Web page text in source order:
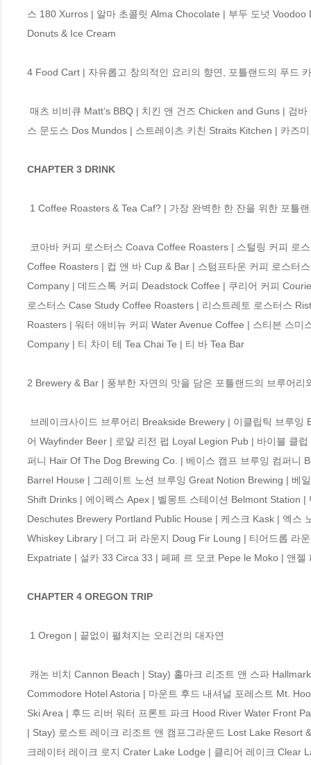
스 180 Xurros | 알마 초콜릿 Alma Chocolate | 부두 도넛
Donuts & Ice Cream
4 Food Cart | 자유롭고 창의적인 요리의 향연, 포틀랜드의 푸드
스 문도스 Dos Mundos | 스트레이츠 키친 Straits Kitchen | 카즈
CHAPTER 3 DRINK
Coffee Roasters | 컵 앤 바 Cup & Bar | 스텀프타운 커피 로스터
Company | 데드스톡 커피 Deadstock Coffee | 쿠리어 커피
로스터스 Case Study Coffee Roasters | 리스트레토 로스터스
Roasters | 워터 애비뉴 커피 Water Avenue Coffee | 스티븐 스미
Company | 티 차이 테 Tea Chai Te | 티 바 Tea Bar
2 Brewery & Bar | 풍부한 자연의 맛을 담은 포틀랜드의 브루어리
어 Wayfinder Beer | 로얄 리전 펍 Loyal Legion Pub | 바이블 클
퍼니 Hair Of The Dog Brewing Co. | 베이스 캠프 브루잉 컴퍼니
Barrel House | 그레이트 노션 브루잉 Great Notion Brewing | 베
Shift Drinks | 에이펙스 Apex | 벨몽트 스테이션 Belmont Station
Deschutes Brewery Portland Public House | 케스크 Kask | 엑스
Whiskey Library | 더그 퍼 라운지 Doug Fir Loung | 티어드롭 라
Expatriate | 설카 33 Circa 33 | 페페 르 모코 Pepe le Moko | 앤
CHAPTER 4 OREGON TRIP
Commodore Hotel Astoria | 마운트 후드 내셔널 포레스트 Mt.
Ski Area | 후드 리버 워터 프론트 파크 Hood River Water Front
| Stay) 로스트 레이크 리조트 앤 캠프그라운드 Lost Lake
크레이터 레이크 로지 Crater Lake Lodge | 클리어 레이크 Clear